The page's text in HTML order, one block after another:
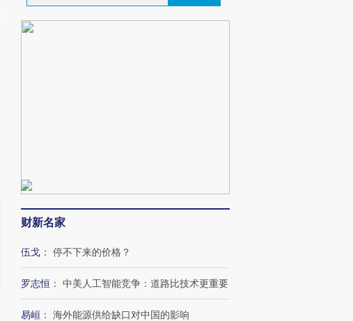
财新名家
伍戈 ： 停不下来的价格？
罗志恒 ： 中美人工智能竞争：道路比技术更重要
易峘 ： 海外能源供给缺口对中国的影响